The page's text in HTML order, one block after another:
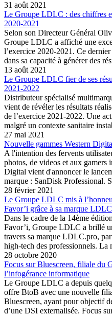
31 août 2021
Le Groupe LDLC : des chiffres
2020-2021
Selon son Directeur Général
Groupe LDLC a affiché une
l’exercice 2020-2021. Ce
dans sa capacité à générer des
13 août 2021
Le Groupe LDLC fier de ses
2021-2022
Distributeur spécialisé
vient de révéler les résultats
de l’exercice 2021-2022. Une
malgré un contexte sanitaire
27 mai 2021
Nouvelle gammes Western
A l'intention des fervents
photos, de videos et aux gamers
Digital vient d'annoncer le
marque : SanDisk Professional.
28 février 2021
Le Groupe LDLC mis à
Favor’i grâce à sa marque
Dans le cadre de la 14ème
Favor’i, Groupe LDLC a brillé
travers sa marque LDLC.pro,
high-tech des professionnels. La
28 octobre 2020
Focus sur Bluescreen, filiale du
l’infogérance informatique
Le Groupe LDLC a depuis
offre BtoB avec une nouvelle
Bluescreen, ayant pour objectif
d’une DSI externalisée. Focus